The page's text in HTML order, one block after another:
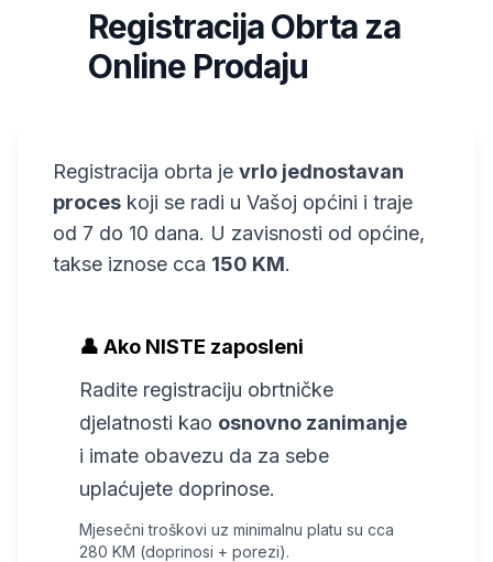
Registracija Obrta za
Online Prodaju
Registracija obrta je vrlo jednostavan
proces koji se radi u Vašoj općini i traje
od 7 do 10 dana. U zavisnosti od općine,
takse iznose cca 150 KM.
👤 Ako NISTE zaposleni
Radite registraciju obrtničke
djelatnosti kao osnovno zanimanje
i imate obavezu da za sebe
uplaćujete doprinose.
Mjesečni troškovi uz minimalnu platu su cca
280 KM (doprinosi + porezi).